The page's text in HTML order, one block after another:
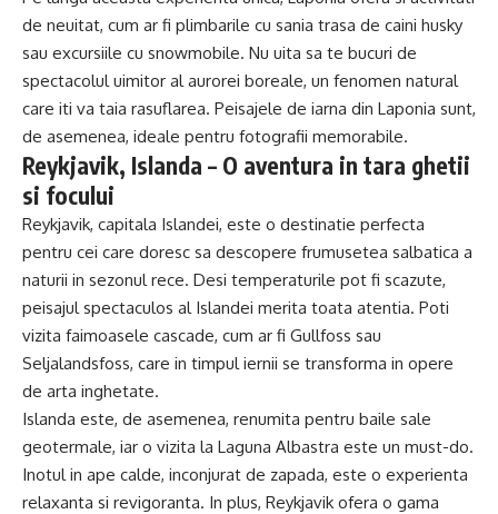
de neuitat, cum ar fi plimbarile cu sania trasa de caini husky
sau excursiile cu snowmobile. Nu uita sa te bucuri de
spectacolul uimitor al aurorei boreale, un fenomen natural
care iti va taia rasuflarea. Peisajele de iarna din Laponia sunt,
de asemenea, ideale pentru fotografii memorabile.
Reykjavik, Islanda – O aventura in tara ghetii
si focului
Reykjavik, capitala Islandei, este o destinatie perfecta
pentru cei care doresc sa descopere frumusetea salbatica a
naturii in sezonul rece. Desi temperaturile pot fi scazute,
peisajul spectaculos al Islandei merita toata atentia. Poti
vizita faimoasele cascade, cum ar fi Gullfoss sau
Seljalandsfoss, care in timpul iernii se transforma in opere
de arta inghetate.
Islanda este, de asemenea, renumita pentru baile sale
geotermale, iar o vizita la Laguna Albastra este un must-do.
Inotul in ape calde, inconjurat de zapada, este o experienta
relaxanta si revigoranta. In plus, Reykjavik ofera o gama